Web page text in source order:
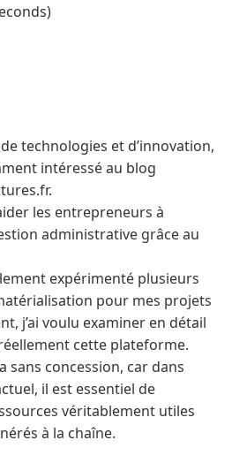
technologies et d’innovation,
intéressé au blog
les entrepreneurs à
administrative grâce au
expérimenté plusieurs
pour mes projets
j’ai voulu examiner en détail
cette plateforme.
sans concession, car dans
il est essentiel de
véritablement utiles
à la chaîne.